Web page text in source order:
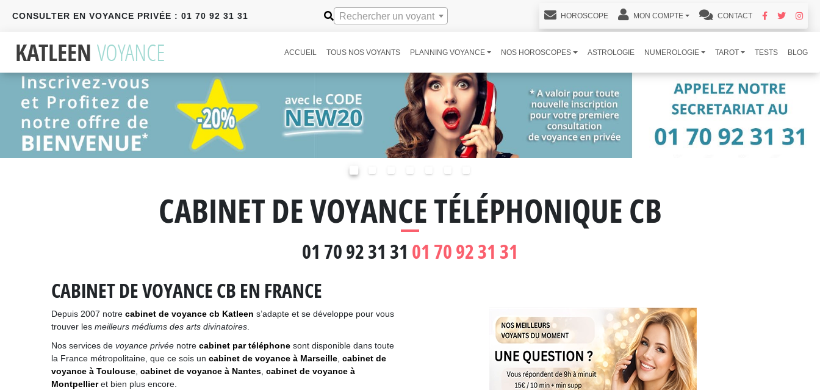
CONSULTER EN VOYANCE PRIVÉE : 01 70 92 31 31 Rechercher un voyant HOROSCOPE MON COMPTE CONTACT
ACCUEIL TOUS NOS VOYANTS PLANNING VOYANCE NOS HOROSCOPES ASTROLOGIE NUMEROLOGIE TAROT TESTS BLOG
CABINET DE VOYANCE TÉLÉPHONIQUE CB
01 70 92 31 31 01 70 92 31 31
CABINET DE VOYANCE CB EN FRANCE
Depuis 2007 notre cabinet de voyance cb Katleen s’adapte et se développe pour vous
trouver les meilleurs médiums des arts divinatoires
Nos services de voyance privée notre cabinet par téléphone sont disponible dans toute
la France métropolitaine, que ce sois un cabinet de voyance à Marseille cabinet de
voyance à Toulouse cabinet de voyance à Nantes cabinet de voyance à
Montpellieret bien plus encore.